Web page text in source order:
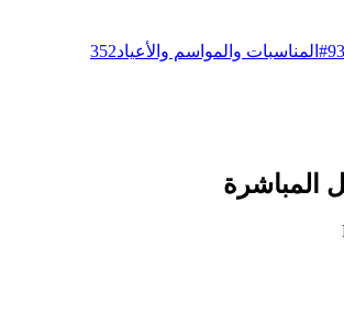
93
# المناسبات والمواسم والأعياد352
المباشرة